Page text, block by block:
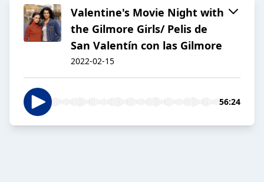
Valentine's Movie Night with
the Gilmore Girls/ Pelis de
San Valentín con las Gilmore
2022-02-15
56:24